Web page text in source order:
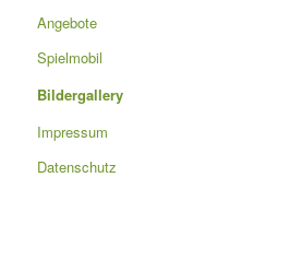
Angebote
Spielmobil
Bildergallery
Impressum
Datenschutz